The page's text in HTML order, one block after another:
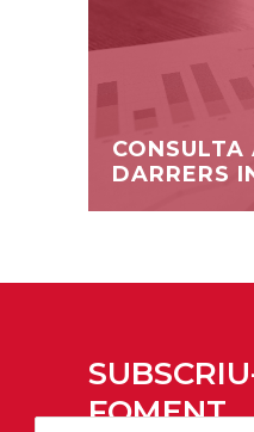
CONSULTA
DARRERS
FOMENT